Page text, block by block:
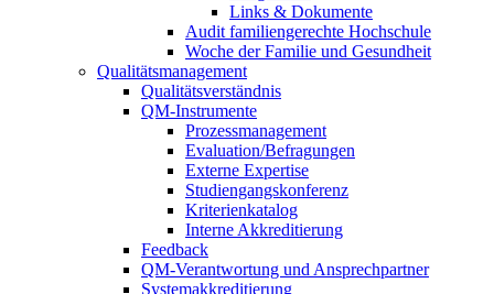
Links & Dokumente
Audit familiengerechte Hochschule
Woche der Familie und Gesundheit
Qualitätsmanagement
Qualitätsverständnis
QM-Instrumente
Prozessmanagement
Evaluation/Befragungen
Externe Expertise
Studiengangskonferenz
Kriterienkatalog
Interne Akkreditierung
Feedback
QM-Verantwortung und Ansprechpartner
Systemakkreditierung